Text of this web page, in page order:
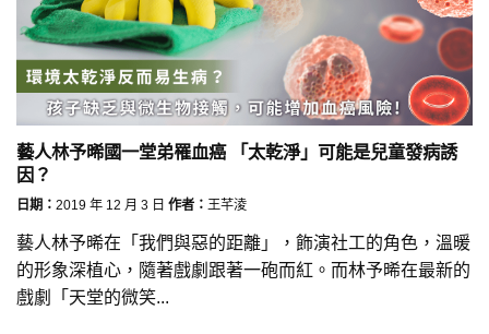
藝人林予晞國一堂弟罹血癌 「太乾淨」可能是兒童發病誘
因？
日期： 2019 年 12 月 3 日 作者： 王芊淩
藝人林予晞在「我們與惡的距離」，飾演社工的角色，溫暖
的形象深植心，隨著戲劇跟著一砲而紅。而林予晞在最新的
戲劇「天堂的微笑...